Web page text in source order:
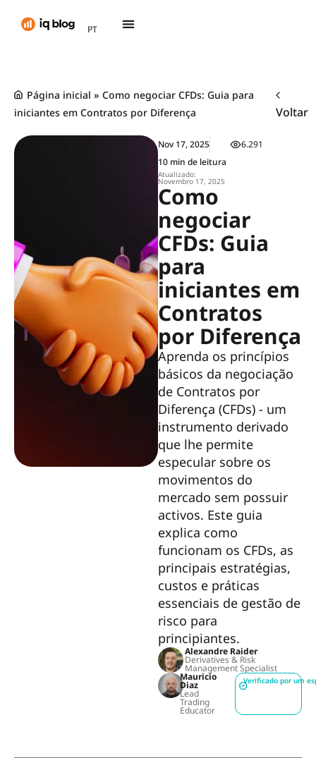
PT
TH
Página inicial » Como negociar CFDs: Guia para
iniciantes em Contratos por Diferença
Voltar
Nov 17, 2025
10 min de leitura
Atualizado:
Novembro 17, 2025
6.291
Como
negociar
CFDs: Guia
para
iniciantes em
Contratos
por Diferença
Aprenda os princípios
básicos da negociação
de Contratos por
Diferença (CFDs) - um
instrumento derivado
que lhe permite
especular sobre os
movimentos do
mercado sem possuir
activos. Este guia
explica como
funcionam os CFDs, as
principais estratégias,
custos e práticas
essenciais de gestão de
risco para
principiantes.
Alexandre Raider
Derivatives & Risk
Management Specialist
Mauricio
Diaz
Lead
Trading
Educator
Verificado por um